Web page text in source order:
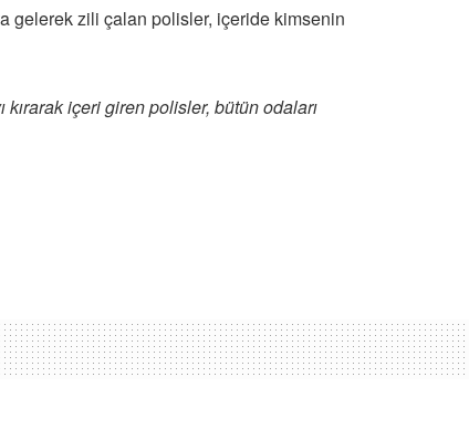
gelerek zili çalan polisler, içeride kimsenin
kırarak içeri giren polisler, bütün odaları